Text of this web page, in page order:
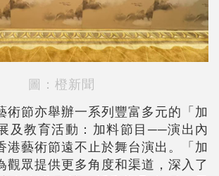
圖：橙新聞
術節亦舉辦一系列豐富多元的「加
及教育活動：加料節目──演出內
港藝術節遠不止於舞台演出。「加
觀眾提供更多角度和渠道，深入了